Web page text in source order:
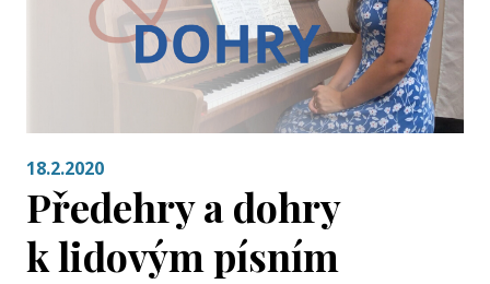
18.2.2020
Předehry a dohry
k lidovým písním